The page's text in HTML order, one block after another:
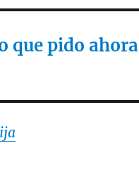
que pido ahora